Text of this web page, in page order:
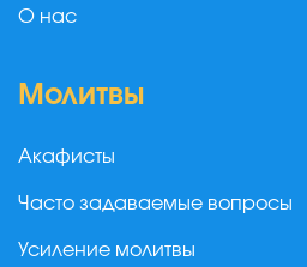
О нас
Молитвы
Акафисты
Часто задаваемые вопросы
Усиление молитвы